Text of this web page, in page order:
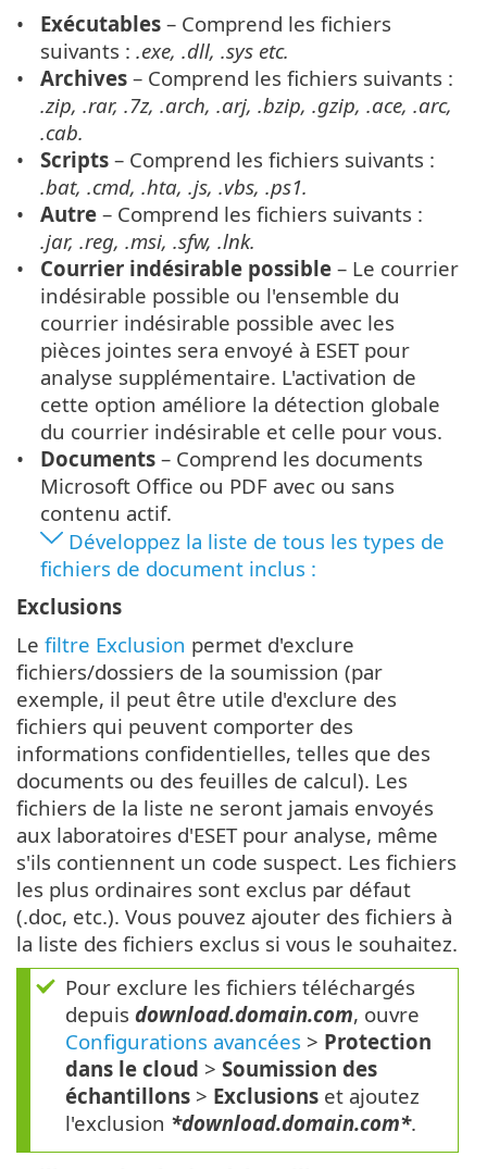
Exécutables – Comprend les fichiers
suivants :.exe, .dll, .sys etc.
Archives – Comprend les fichiers suivants :
.zip, .rar, .7z, .arch, .arj, .bzip, .gzip, .ace, .arc,
.cab.
Scripts – Comprend les fichiers suivants :
.bat, .cmd, .hta, .js, .vbs, .ps1.
Autre – Comprend les fichiers suivants :
.jar, .reg, .msi, .sfw, .lnk.
Courrier indésirable possible – Le courrier
indésirable possible ou l'ensemble du
courrier indésirable possible avec les
pièces jointes sera envoyé à ESET pour
analyse supplémentaire. L'activation de
cette option améliore la détection globale
du courrier indésirable et celle pour vous.
Documents – Comprend les documents
Microsoft Office ou PDF avec ou sans
contenu actif.
Développez la liste de tous les types de
fichiers de document inclus :
Exclusions
Le filtre Exclusion permet d'exclure
fichiers/dossiers de la soumission (par
exemple, il peut être utile d'exclure des
fichiers qui peuvent comporter des
informations confidentielles, telles que des
documents ou des feuilles de calcul). Les
fichiers de la liste ne seront jamais envoyés
aux laboratoires d'ESET pour analyse, même
s'ils contiennent un code suspect. Les fichiers
les plus ordinaires sont exclus par défaut
(.doc, etc.). Vous pouvez ajouter des fichiers à
la liste des fichiers exclus si vous le souhaitez.
Pour exclure les fichiers téléchargés
depuis download.domain.com, ouvre
Configurations avancées > Protection
dans le cloud > Soumission des
échantillons > Exclusions et ajoutez
l'exclusion *download.domain.com*.